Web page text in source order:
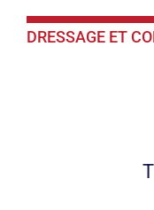
DRESSAGE ET